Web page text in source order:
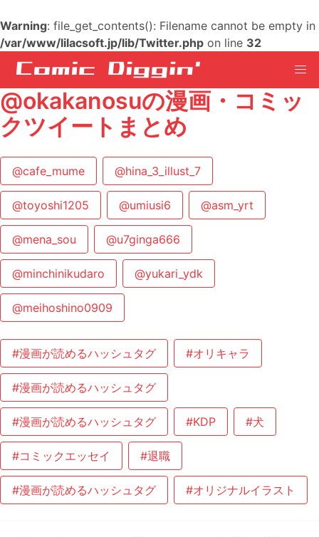
Warning: file_get_contents(): Filename cannot be empty in
/var/www/lilacsoft.jp/lib/Twitter.php on line 32
@okakanosuの漫画・コミッ
クツイートまとめ
@cafe_mume @hina_3_illust_7
@toyoshi1205 @umiusi6 @asm_yrt
@mena_sou @u7ginga666
@minchinikudaro @yukari_ydk
@meihoshino0909
#漫画が読めるハッシュタグ #オリキャラ
#漫画が読めるハッシュタグ
#漫画が読めるハッシュタグ #KDP #犬
#コミックエッセイ #退職
#漫画が読めるハッシュタグ #オリジナルイラスト